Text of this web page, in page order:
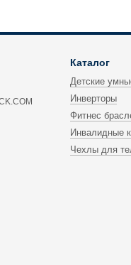
Каталог
Детские
Инверторы
Фитнес
Инвалидные
Чехлы для